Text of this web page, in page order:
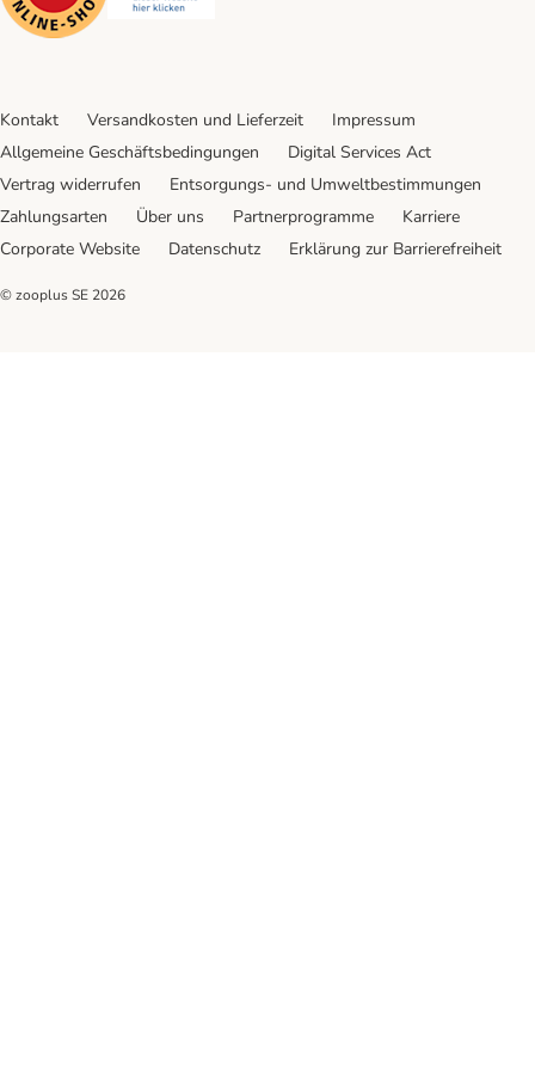
Kontakt Versandkosten und Lieferzeit
Impressum
Allgemeine Geschäftsbedingungen
Digital Services Act
Vertrag widerrufen
Entsorgungs- und Umweltbestimmungen
Zahlungsarten
Über uns Partnerprogramme
Karriere
Corporate Website
Datenschutz Erklärung zur Barrierefreiheit
© zooplus SE 2026